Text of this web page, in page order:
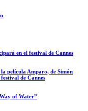
en el festival de Cannes
película Amparo, de Simón
de Cannes
of Water”